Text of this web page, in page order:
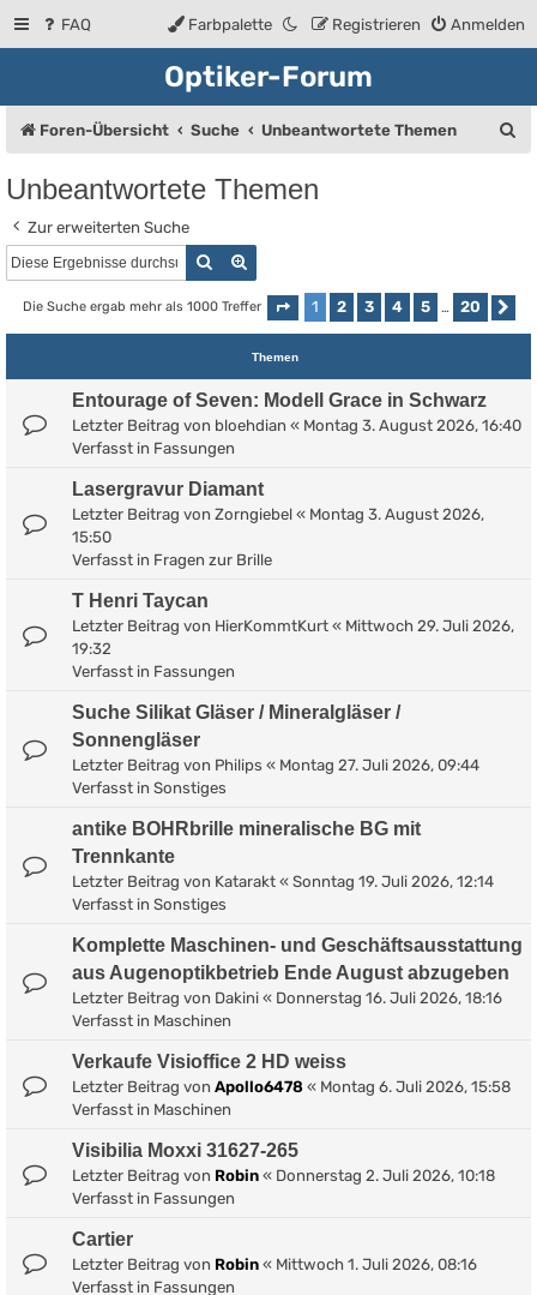
FAQ Anmelden
Registrieren
Farbpalette
Optiker-Forum
Foren-Übersicht Suche Unbeantwortete Themen
Unbeantwortete Themen
Zur erweiterten Suche
Suche
Die Suche ergab mehr als 1000 Treffer Seite 1von 20
1 2 3 4 5 … 20
Themen
Entourage of Seven: Modell Grace in Schwarz
Letzter Beitrag von bloehdian « Montag 3. August 2026, 16:40
Verfasst in Fassungen
Lasergravur Diamant
Letzter Beitrag von Zorngiebel « Montag 3. August 2026,
15:50
Verfasst in Fragen zur Brille
T Henri Taycan
Letzter Beitrag von HierKommtKurt « Mittwoch 29. Juli 2026,
19:32
Verfasst in Fassungen
Suche Silikat Gläser / Mineralgläser /
Sonnengläser
Letzter Beitrag von Philips « Montag 27. Juli 2026, 09:44
Verfasst in Sonstiges
antike BOHRbrille mineralische BG mit
Trennkante
Letzter Beitrag von Katarakt « Sonntag 19. Juli 2026, 12:14
Verfasst in Sonstiges
Komplette Maschinen- und Geschäftsausstattung
aus Augenoptikbetrieb Ende August abzugeben
Letzter Beitrag von Dakini « Donnerstag 16. Juli 2026, 18:16
Verfasst in Maschinen
Verkaufe Visioffice 2 HD weiss
Letzter Beitrag von Apollo6478 « Montag 6. Juli 2026, 15:58
Verfasst in Maschinen
Visibilia Moxxi 31627-265
Letzter Beitrag von Robin « Donnerstag 2. Juli 2026, 10:18
Verfasst in Fassungen
Cartier
Letzter Beitrag von Robin « Mittwoch 1. Juli 2026, 08:16
Verfasst in Fassungen